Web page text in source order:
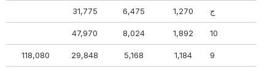
1,270
6,475
31,775
10
1,892
8,024
47,970
1,184
5,168
29,848
118,080